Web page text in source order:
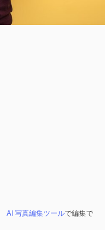
AI 写真編集ツールで編集で